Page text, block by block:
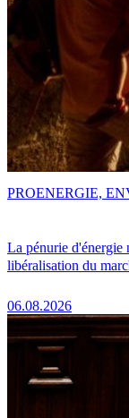
La pénurie d'énergie
libéralisation du
06.08.2026
PROENERGIE,